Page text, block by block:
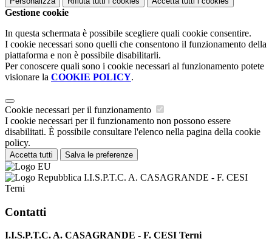
Gestione cookie
In questa schermata è possibile scegliere quali cookie consentire.
I cookie necessari sono quelli che consentono il funzionamento della
piattaforma e non è possibile disabilitarli.
Per conoscere quali sono i cookie necessari al funzionamento potete
visionare la COOKIE POLICY.
Cookie necessari per il funzionamento
I cookie necessari per il funzionamento non possono essere
disabilitati. È possibile consultare l'elenco nella pagina della cookie
policy.
Accetta tutti Salva le preferenze
I.I.S.P.T.C. A. CASAGRANDE - F. CESI
Terni
Contatti
I.I.S.P.T.C. A. CASAGRANDE - F. CESI Terni